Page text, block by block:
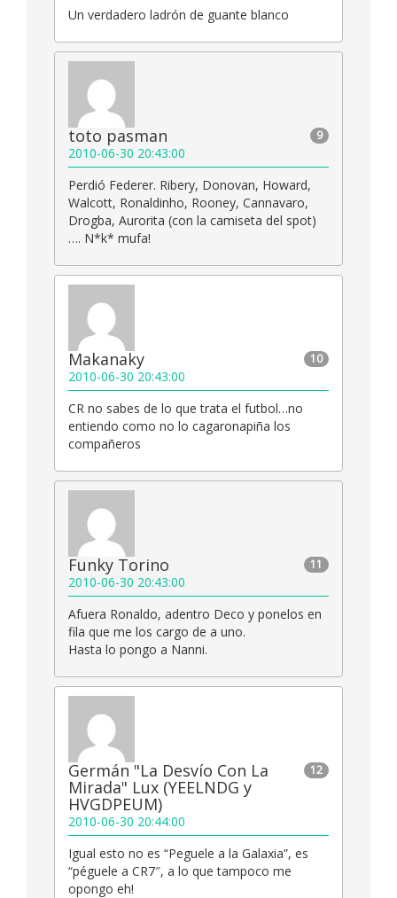
Un verdadero ladrón de guante blanco
9
toto pasman
2010-06-30 20:43:00
Perdió Federer. Ribery, Donovan, Howard,
Walcott, Ronaldinho, Rooney, Cannavaro,
Drogba, Aurorita (con la camiseta del spot)
…. N*k* mufa!
10
Makanaky
2010-06-30 20:43:00
CR no sabes de lo que trata el futbol…no
entiendo como no lo cagaronapiña los
compañeros
11
Funky Torino
2010-06-30 20:43:00
Afuera Ronaldo, adentro Deco y ponelos en
fila que me los cargo de a uno.
Hasta lo pongo a Nanni.
12
Germán "La Desvío Con La
Mirada" Lux (YEELNDG y
HVGDPEUM)
2010-06-30 20:44:00
Igual esto no es “Peguele a la Galaxia”, es
“péguele a CR7″, a lo que tampoco me
opongo eh!